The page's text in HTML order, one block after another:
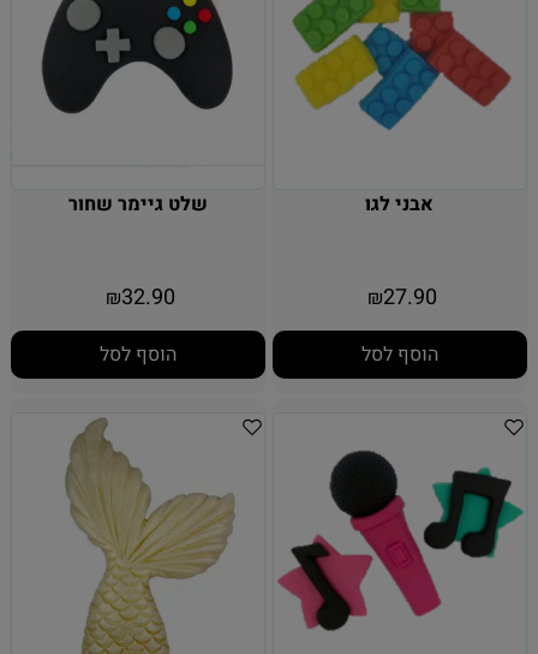
אבני לגו
₪27.90
הוסף לסל
שלט גיימר שחור
₪32.90
הוסף לסל